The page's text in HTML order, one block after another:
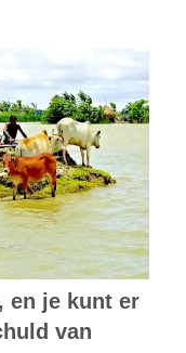
en je kunt er
van